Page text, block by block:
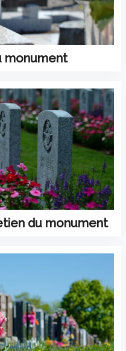
monument
du monument